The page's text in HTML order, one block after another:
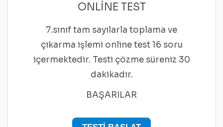
ONLINE TEST
7.sınıf tam sayılarla toplama ve
çıkarma işlemi online test 16 soru
içermektedir. Testi çözme süreniz 30
dakikadır.
BAŞARILAR